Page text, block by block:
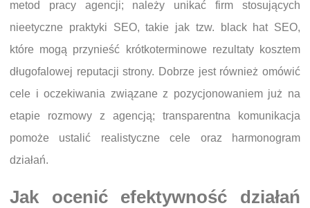
metod pracy agencji; należy unikać firm stosujących
nieetyczne praktyki SEO, takie jak tzw. black hat SEO,
które mogą przynieść krótkoterminowe rezultaty kosztem
długofalowej reputacji strony. Dobrze jest również omówić
cele i oczekiwania związane z pozycjonowaniem już na
etapie rozmowy z agencją; transparentna komunikacja
pomoże ustalić realistyczne cele oraz harmonogram
działań.
Jak ocenić efektywność działań